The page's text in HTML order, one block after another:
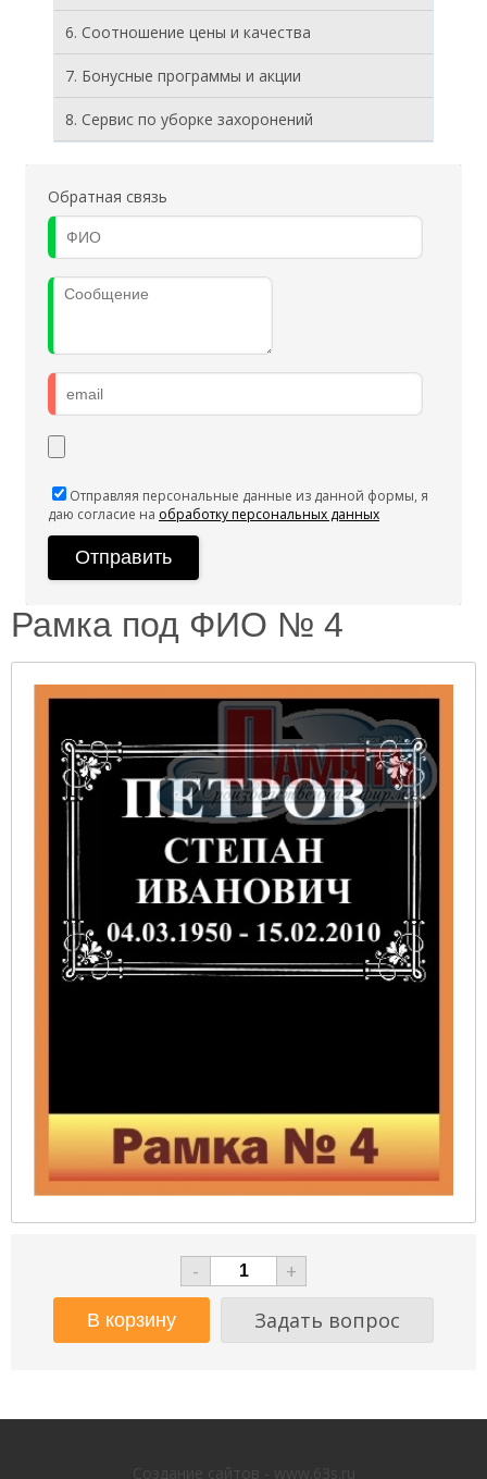
6. Соотношение цены и качества
7. Бонусные программы и акции
8. Cервис по уборке захоронений
Обратная связь
Отправляя персональные данные из данной формы, я
даю согласие на обработку персональных данных
Рамка под ФИО № 4
-
+
Задать вопрос
Создание сайтов - www.63s.ru